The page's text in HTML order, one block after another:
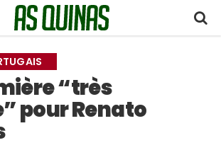
“très
pour Renato